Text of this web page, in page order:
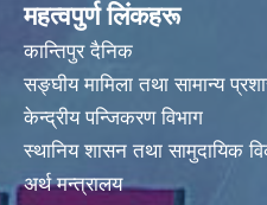
महत्वपुर्ण लिंकहरू
कान्तिपुर दैनिक
सङ्घीय मामिला तथा सामान्य
केन्द्रीय पन्जिकरण विभाग
स्थानिय शासन तथा सामुदायिक
अर्थ मन्त्रालय